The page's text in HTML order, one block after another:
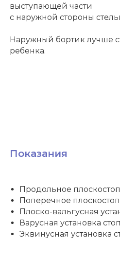
выступающей части
с наружной стороны
Наружный бортик лучше
ребенка.
Показания
Продольное
Поперечное
Плоско-вальгусная
Варусная установка
Эквинусная установка